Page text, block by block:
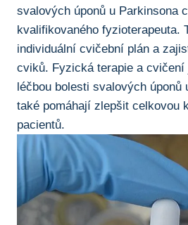
svalových úponů u Parkinsona
kvalifikovaného fyzioterapeuta.
⁤individuální cvičební plán a
cviků. Fyzická terapie a cvičení⁤
léčbou bolesti svalových úponů‍
také ​pomáhají zlepšit celkovou
pacientů.